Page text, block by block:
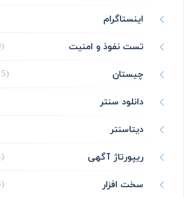
اینستاگرام
تست نفوذ و امنیت (40)
چیستان (315)
دانلود سنتر
دیتاسنتر
ریپورتاژ آگهی (14)
سخت افزار (18)